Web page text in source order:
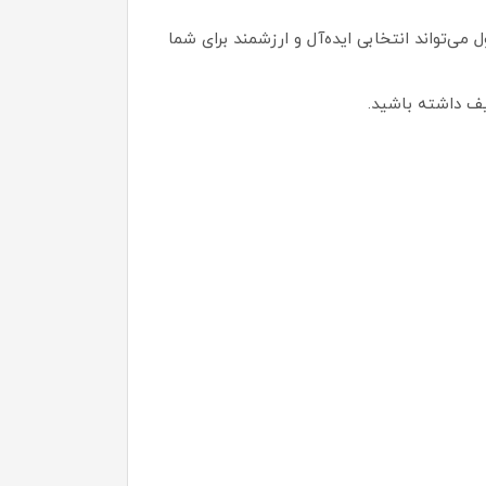
انتخابی ایده‌آل و ارزشمند برای شما
داشته باشید.